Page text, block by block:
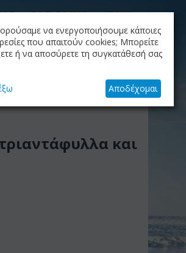
ΤΟ BLOG ΜΑΣ ΕΤΑΙΡΙΑ
ΚΑΛΆΘΙ
Το καλάθι είναι άδειο
και
να ενεργοποιήσουμε κάποιες
που απαιτούν cookies; Μπορείτε
ή να αποσύρετε τη συγκατάθεσή σας
Αποδέχομαι